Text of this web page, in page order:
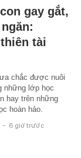
gay gắt,
tài
chắc được nuôi
những lớp học
hay trên những
hoàn hảo.
- 6 giờ trước